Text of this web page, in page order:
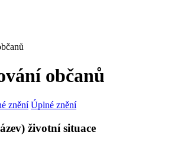
občanů
znění Úplné znění
životní situace